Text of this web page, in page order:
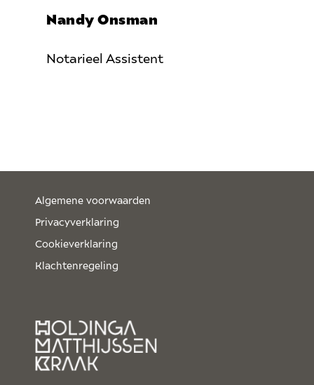
Nandy Onsman
Notarieel Assistent
Algemene voorwaarden
Privacyverklaring
Cookieverklaring
Klachtenregeling